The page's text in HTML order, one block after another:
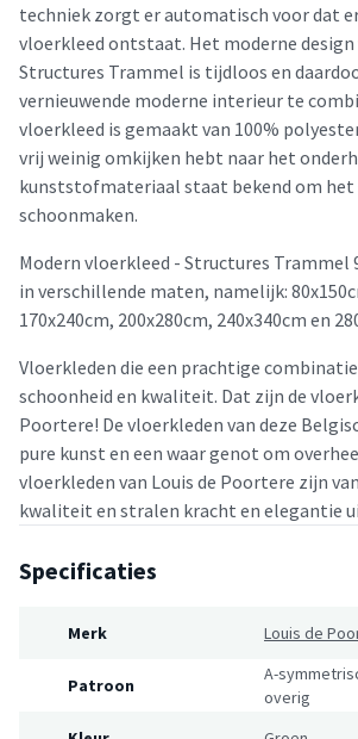
techniek zorgt er automatisch voor dat
vloerkleed ontstaat. Het moderne design
Structures Trammel is tijdloos en
vernieuwende moderne interieur te
vloerkleed is gemaakt van 100%
vrij weinig omkijken hebt naar het
kunststofmateriaal staat bekend om
schoonmaken.
Modern vloerkleed - Structures Trammel
in verschillende maten, namelijk:
170x240cm, 200x280cm, 240x340cm en
Vloerkleden die een prachtige
schoonheid en kwaliteit. Dat zijn de
Poortere! De vloerkleden van deze
pure kunst en een waar genot om
vloerkleden van Louis de Poortere zijn
kwaliteit en stralen kracht en elegantie
Specificaties
Merk Louis de
Patroon
A-
overig